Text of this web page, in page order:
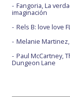
Fangoria, La
imaginación
Rels B: love love
Melanie
Paul McCartney,
Dungeon Lane